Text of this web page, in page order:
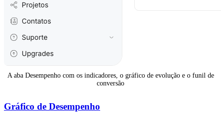
A aba Desempenho com os indicadores, o gráfico de evolução e o funil de
conversão
Gráfico de Desempenho